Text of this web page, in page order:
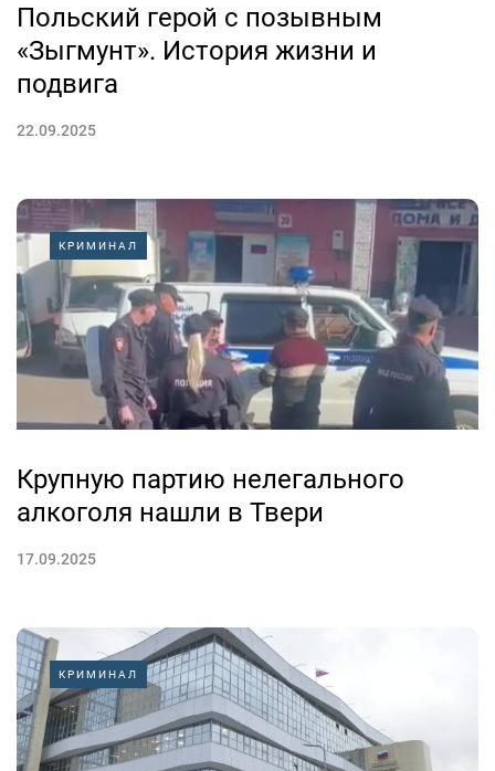
Польский герой с позывным
«Зыгмунт». История жизни и
подвига
22.09.2025
КРИМИНАЛ
Крупную партию нелегального
алкоголя нашли в Твери
17.09.2025
КРИМИНАЛ